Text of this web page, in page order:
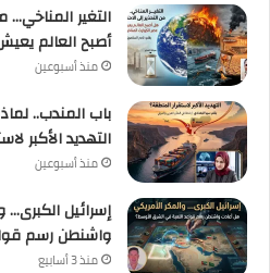
التغير المناخي…
أصبح العالم
منذ أسبوعين
باب المندب..
التهديد الأكبر
منذ أسبوعين
إسرائيل
واشنطن رسم
منذ 3 أسابيع